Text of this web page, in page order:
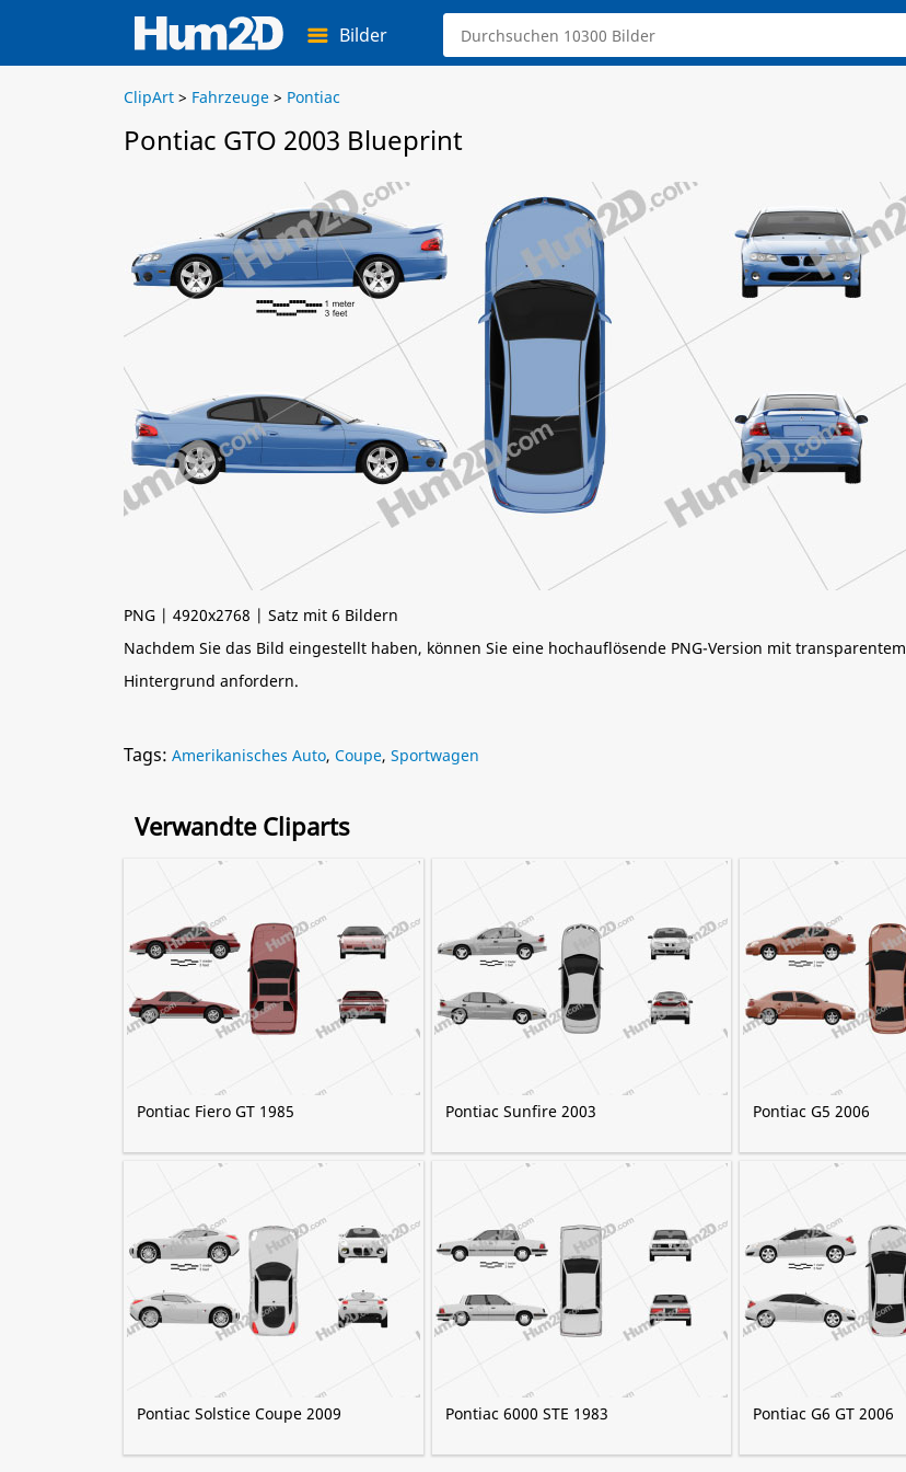
Bilder
ClipArt > Fahrzeuge > Pontiac
Pontiac GTO 2003 Blueprint
PNG | 4920x2768 | Satz mit 6 Bildern
Nachdem Sie das Bild eingestellt haben, können Sie eine hochauflösende PNG-Version mit transparentem
Hintergrund anfordern.
Tags: Amerikanisches Auto, Coupe, Sportwagen
Verwandte Cliparts
Pontiac Fiero GT 1985 Pontiac Sunfire 2003 Pontiac G5 2006
Pontiac Solstice Coupe 2009 Pontiac 6000 STE 1983 Pontiac G6 GT 2006